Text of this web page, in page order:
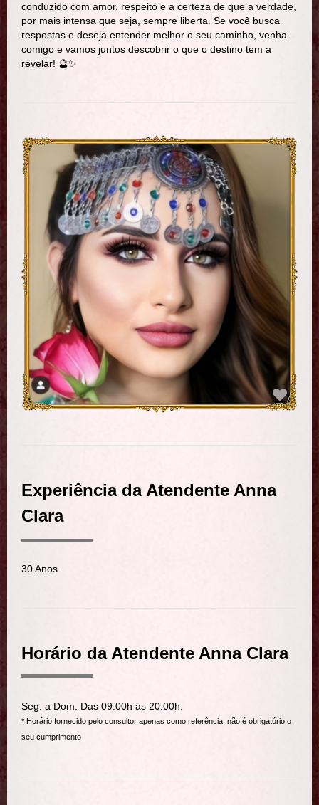
conduzido com amor, respeito e a certeza de que a verdade,
por mais intensa que seja, sempre liberta. Se você busca
respostas e deseja entender melhor o seu caminho, venha
comigo e vamos juntos descobrir o que o destino tem a
revelar! 🔮✨
Experiência da Atendente Anna
Clara
30 Anos
Horário da Atendente Anna Clara
Seg. a Dom. Das 09:00h as 20:00h.
* Horário fornecido pelo consultor apenas como referência, não é obrigatório o
seu cumprimento